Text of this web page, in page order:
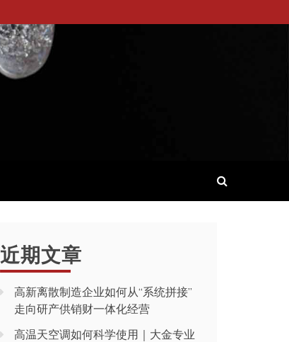
近期文章
高新离散制造企业如何从“系统拼接”
走向研产供销财一体化经营
高温天空调如何科学使用｜大金专业